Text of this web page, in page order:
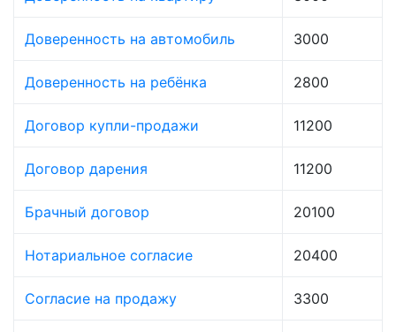
Доверенность на автомобиль 3000
Доверенность на ребёнка 2800
Договор купли-продажи 11200
Договор дарения 11200
Брачный договор 20100
Нотариальное согласие 20400
Согласие на продажу 3300